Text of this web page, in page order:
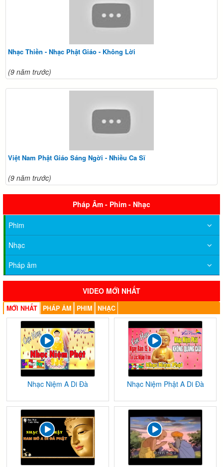
Nhạc Thiền - Nhạc Phật Giáo - Không Lời
(9 năm trước)
Việt Nam Phật Giáo Sáng Ngời - Nhiều Ca Sĩ
(9 năm trước)
Pháp Âm - Phim - Nhạc
Phim
Nhạc
Pháp âm
VIDEO MỚI NHẤT
MỚI NHẤT PHÁP ÂM PHIM NHẠC
Nhạc Niệm A Di Đà Nhạc Niệm Phật A Di Đà